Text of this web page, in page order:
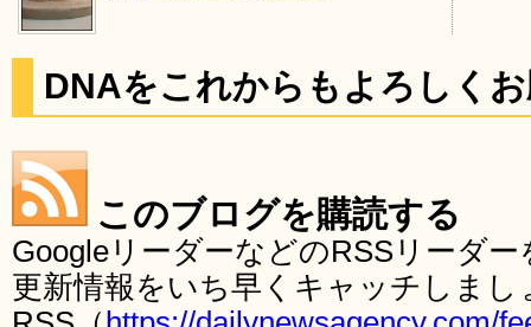
DNAをこれからもよろしく
このブログを購読する
GoogleリーダーなどのRSSリーダ
更新情報をいち早くキャッチしま